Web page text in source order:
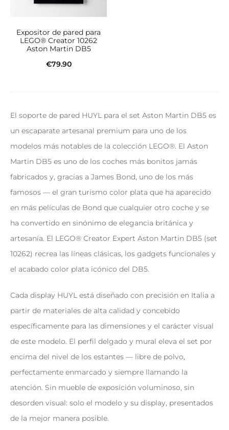
Expositor de pared para
LEGO® Creator 10262
Aston Martin DB5
€79.90
El soporte de pared HUYL para el set Aston Martin DB5 es
un escaparate artesanal premium para uno de los
modelos más notables de la colección LEGO®. El Aston
Martin DB5 es uno de los coches más bonitos jamás
fabricados y, gracias a James Bond, uno de los más
famosos — el gran turismo color plata que ha aparecido
en más películas de Bond que cualquier otro coche y se
ha convertido en sinónimo de elegancia británica y
artesanía. El LEGO® Creator Expert Aston Martin DB5 (set
10262) recrea las líneas clásicas, los gadgets funcionales y
el acabado color plata icónico del DB5.
Cada display HUYL está diseñado con precisión en Italia a
partir de materiales de alta calidad y concebido
específicamente para las dimensiones y el carácter visual
de este modelo. El perfil delgado y mural eleva el set por
encima del nivel de los estantes — libre de polvo,
perfectamente enmarcado y siempre llamando la
atención. Sin mueble de exposición voluminoso, sin
desorden visual: solo el modelo y su display, presentados
de la mejor manera posible.